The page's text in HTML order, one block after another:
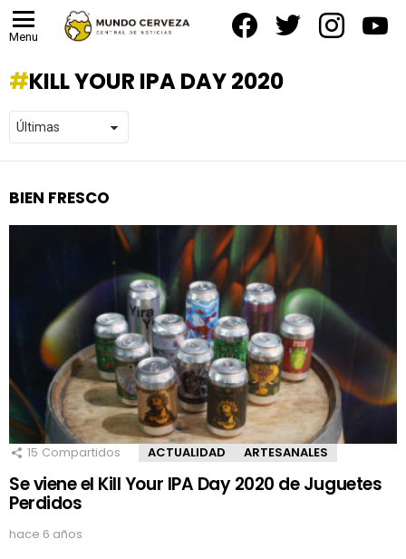
Menu
KILL YOUR IPA DAY 2020
BIEN FRESCO
15 Compartidos ACTUALIDAD ARTESANALES
Se viene el Kill Your IPA Day 2020 de Juguetes
Perdidos
hace 6 años